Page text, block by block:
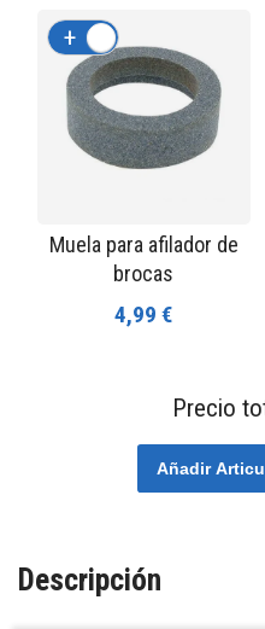
Muela para afilador de
brocas
4,99 €
+
Precio
Añadir
Descripción